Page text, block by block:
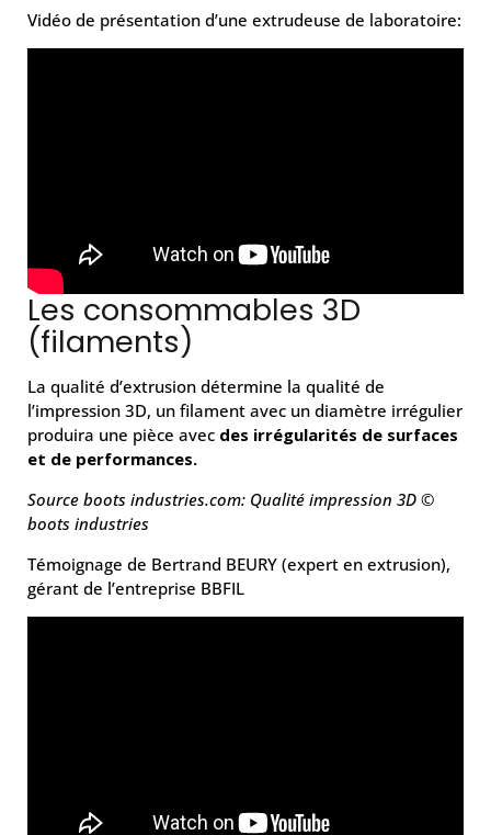
Vidéo de présentation d’une extrudeuse de laboratoire:
Les consommables 3D
(filaments)
La qualité d’extrusion détermine la qualité de
l’impression 3D, un filament avec un diamètre irrégulier
produira une pièce avec des irrégularités de surfaces
et de performances.
Source boots industries.com: Qualité impression 3D ©
boots industries
Témoignage de Bertrand BEURY (expert en extrusion),
gérant de l’entreprise BBFIL